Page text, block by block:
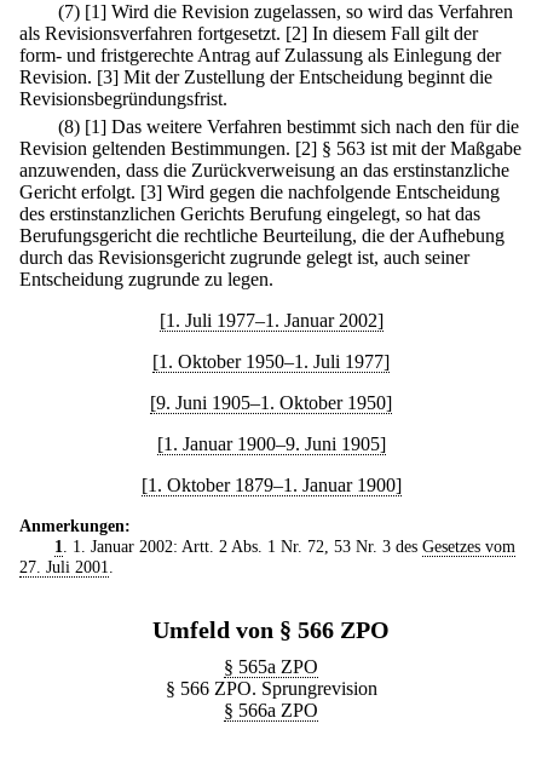
(7) [1] Wird die Revision zugelassen, so wird das Verfahren
als Revisionsverfahren fortgesetzt. [2] In diesem Fall gilt der
form- und fristgerechte Antrag auf Zulassung als Einlegung der
Revision. [3] Mit der Zustellung der Entscheidung beginnt die
Revisionsbegründungsfrist.
(8) [1] Das weitere Verfahren bestimmt sich nach den für die
Revision geltenden Bestimmungen. [2] § 563 ist mit der Maßgabe
anzuwenden, dass die Zurückverweisung an das erstinstanzliche
Gericht erfolgt. [3] Wird gegen die nachfolgende Entscheidung
des erstinstanzlichen Gerichts Berufung eingelegt, so hat das
Berufungsgericht die rechtliche Beurteilung, die der Aufhebung
durch das Revisionsgericht zugrunde gelegt ist, auch seiner
Entscheidung zugrunde zu legen.
[1. Juli 1977–1. Januar 2002]
[1. Oktober 1950–1. Juli 1977]
[9. Juni 1905–1. Oktober 1950]
[1. Januar 1900–9. Juni 1905]
[1. Oktober 1879–1. Januar 1900]
Anmerkungen:
1. 1. Januar 2002: Artt. 2 Abs. 1 Nr. 72, 53 Nr. 3 des Gesetzes vom
27. Juli 2001.
Umfeld von § 566 ZPO
§ 565a ZPO
§ 566 ZPO. Sprungrevision
§ 566a ZPO